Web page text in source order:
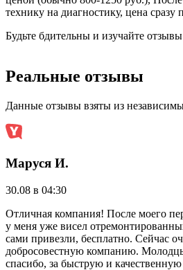
технику на диагностику, цена сразу
Будьте бдительны и изучайте
Реальные отзывы
Данные отзывы взяты из
Маруся И.
30.08 в 04:30
Отличная компания! После моего
у меня уже висел
сами привезли, бесплатно. Сейчас
добросовестную компанию.
спасибо, за быструю и качественную